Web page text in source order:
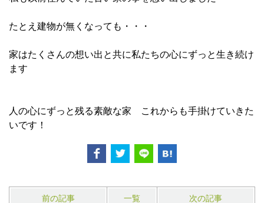
たとえ建物が無くなっても・・・
家はたくさんの想い出と共に私たちの心にずっと生き続け
ます
人の心にずっと残る素敵な家 これからも手掛けていきた
いです！
前の記事 一覧 次の記事